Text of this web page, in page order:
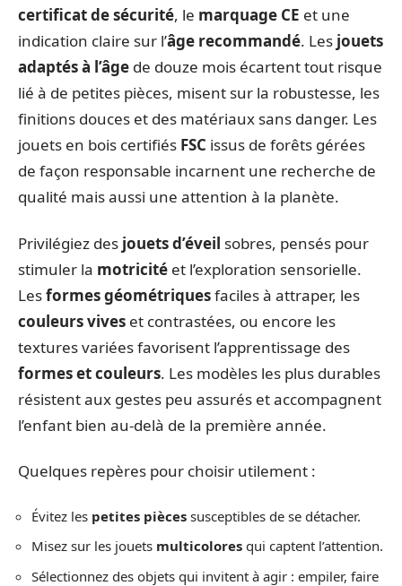
certificat de sécurité, le marquage CE et une
indication claire sur l’âge recommandé. Les jouets
adaptés à l’âge de douze mois écartent tout risque
lié à de petites pièces, misent sur la robustesse, les
finitions douces et des matériaux sans danger. Les
jouets en bois certifiés FSC issus de forêts gérées
de façon responsable incarnent une recherche de
qualité mais aussi une attention à la planète.
Privilégiez des jouets d’éveil sobres, pensés pour
stimuler la motricité et l’exploration sensorielle.
Lesformes géométriquesfaciles à attraper, les
couleurs vives et contrastées, ou encore les
textures variées favorisent l’apprentissage des
formes et couleurs. Les modèles les plus durables
résistent aux gestes peu assurés et accompagnent
l’enfant bien au-delà de la première année.
Quelques repères pour choisir utilement :
Évitez les petites pièces susceptibles de se détacher.
Misez sur les jouets multicolores qui captent l’attention.
Sélectionnez des objets qui invitent à agir : empiler, faire